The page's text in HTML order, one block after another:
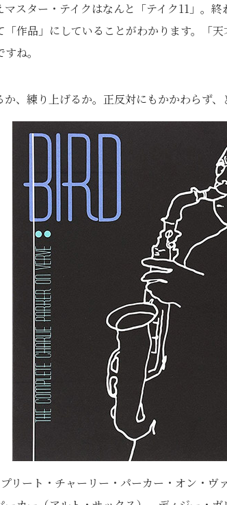
マスター・テイクはなんと「テイク11」。
「作品」にしていることがわかります。「
ね。
、練り上げるか。正反対にもかかわらず、
リート・チャーリー・パーカー・オン・ヴ